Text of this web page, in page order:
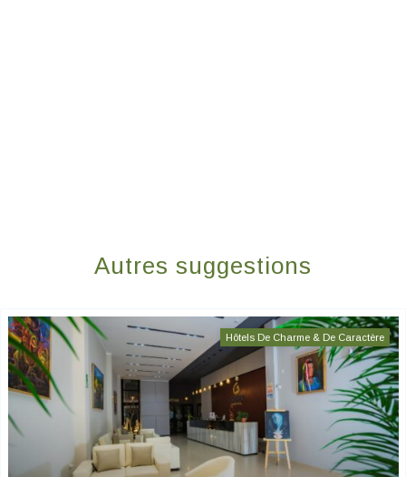
Autres suggestions
Hôtels De Charme & De Caractère